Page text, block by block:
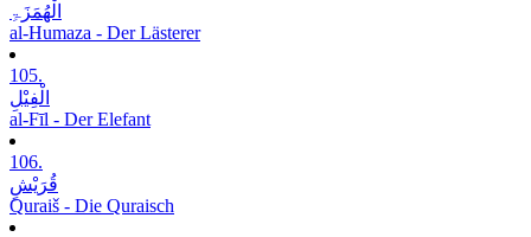
الْھُمَزَۃِ
al-Humaza - Der Lästerer
105.
الْفِیْلِ
al-Fīl - Der Elefant
106.
قُرَیْشٍ
Quraiš - Die Quraisch